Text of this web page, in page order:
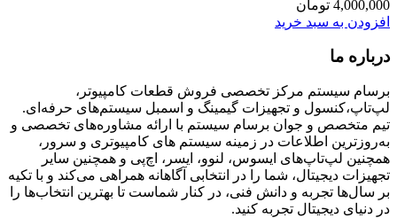
4,000,000 تومان
افزودن به سبد خرید
درباره ما
برسام سیستم مرکز تخصصی فروش قطعات کامپیوتر،
لپ‌تاپ،کنسول و تجهیزات گیمینگ و اسمبل سیستم‌های حرفه‌ای.
تیم متخصص و جوان برسام سیستم با ارائه مشاوره‌های تخصصی و
به‌روزترین اطلاعات در زمینه سیستم های کامپیوتری و سرور،
همچنین لپ‌تاپ‌های ایسوس، لنوو، ایسر، اچ‌پی و همچنین سایر
تجهیزات دیجیتال، شما را در انتخابی آگاهانه همراهی می‌کند و با تکیه
بر سال‌ها تجربه و دانش فنی، در کنار شماست تا بهترین انتخاب‌ها را
در دنیای دیجیتال تجربه کنید.